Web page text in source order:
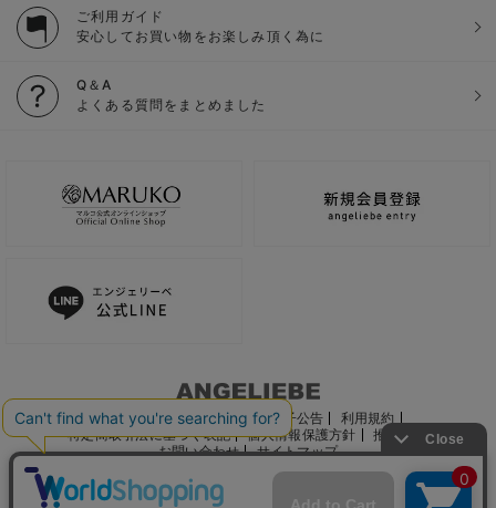
ご利用ガイド
安心してお買い物をお楽しみ頂く為に
Q＆A
よくある質問をまとめました
ご利用ガイド 会社概要 電子公告
利用規約
特定商取引法に基づく表記
個人情報保護方針
推奨環境
お問い合わせ
サイトマップ